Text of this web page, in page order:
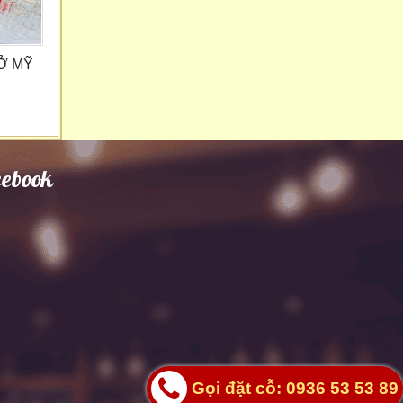
MỸ
Gọi đặt cỗ: 0936 53 53 89